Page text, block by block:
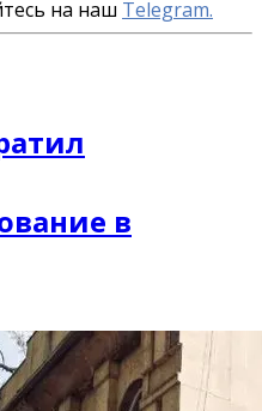
на наш Telegram.
в